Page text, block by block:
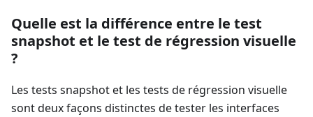
Quelle est la différence entre le test
snapshot et le test de régression visuelle
?
Les tests snapshot et les tests de régression visuelle
sont deux façons distinctes de tester les interfaces